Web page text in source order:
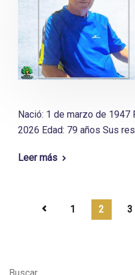
Nació: 1 de marzo de 1947
2026 Edad: 79 años Sus
Leer más
1 2 3